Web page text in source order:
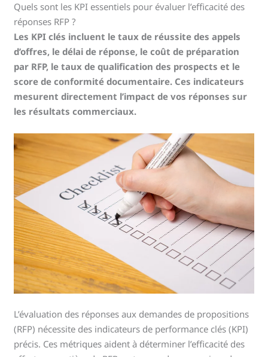
Quels sont les KPI essentiels pour évaluer l’efficacité des
réponses RFP ?
Les KPI clés incluent le taux de réussite des appels
d’offres, le délai de réponse, le coût de préparation
par RFP, le taux de qualification des prospects et le
score de conformité documentaire. Ces indicateurs
mesurent directement l’impact de vos réponses sur
les résultats commerciaux.
L’évaluation des réponses aux demandes de propositions
(RFP) nécessite des indicateurs de performance clés (KPI)
précis. Ces métriques aident à déterminer l’efficacité des